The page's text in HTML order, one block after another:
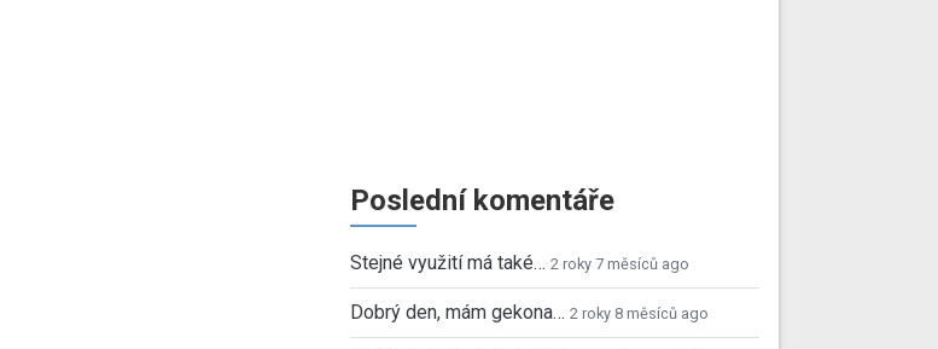
Poslední komentáře
Stejné využití má také… 2 roky 7 měsíců ago
Dobrý den, mám gekona… 2 roky 8 měsíců ago